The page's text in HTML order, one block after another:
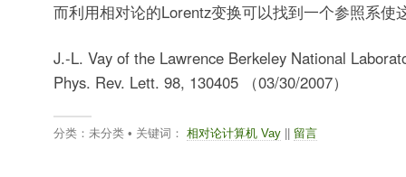
而利用相对论的Lorentz变换可以找到一个参照系使
J.-L. Vay of the Lawrence Berkeley National
Phys. Rev. Lett. 98, 130405 （03/30/2007）
分类：未分类 • 关键词： 相对论计算机 Vay|| 留言